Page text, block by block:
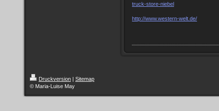
truck-store-niebel
http://www.western-welt.de/
Druckversion | Sitemap
© Maria-Luise May